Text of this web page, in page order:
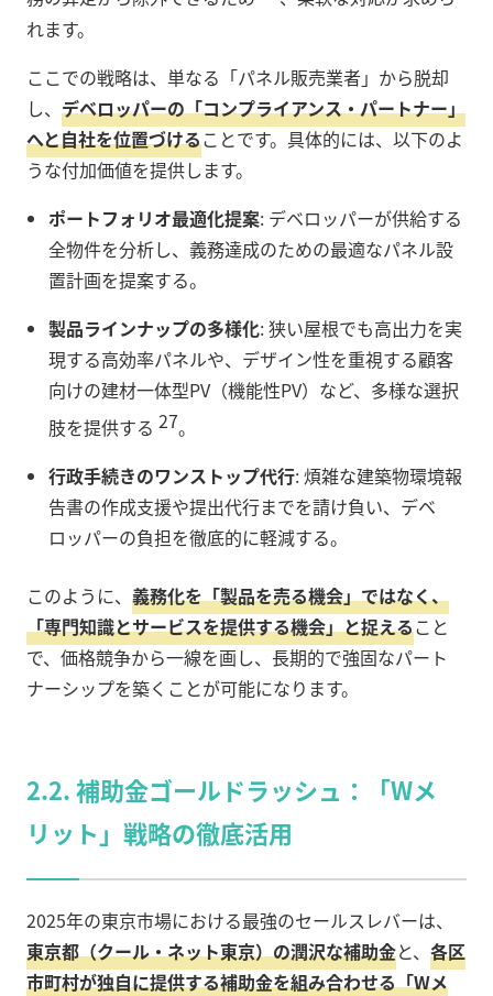
れます。
ここでの戦略は、単なる「パネル販売業者」から脱却
し、 デベロッパーの「コンプライアンス・パートナー」
へと自社を位置づけることです。具体的には、以下のよ
うな付加価値を提供します。
ポートフォリオ最適化提案: デベロッパーが供給する
全物件を分析し、義務達成のための最適なパネル設
置計画を提案する。
製品ラインナップの多様化: 狭い屋根でも高出力を実
現する高効率パネルや、デザイン性を重視する顧客
向けの建材一体型PV（機能性PV）など、多様な選択
肢を提供する 27。
行政手続きのワンストップ代行: 煩雑な建築物環境報
告書の作成支援や提出代行までを請け負い、デベ
ロッパーの負担を徹底的に軽減する。
このように、 義務化を「製品を売る機会」ではなく、
「専門知識とサービスを提供する機会」と捉えること
で、価格競争から一線を画し、長期的で強固なパート
ナーシップを築くことが可能になります。
2.2. 補助金ゴールドラッシュ：「Wメ
リット」戦略の徹底活用
2025年の東京市場における最強のセールスレバーは、
東京都（クール・ネット東京）の潤沢な補助金と、 各区
市町村が独自に提供する補助金を組み合わせる「Wメ